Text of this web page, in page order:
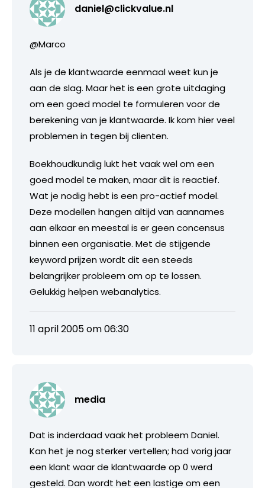
daniel@clickvalue.nl
@Marco
Als je de klantwaarde eenmaal weet kun je
aan de slag. Maar het is een grote uitdaging
om een goed model te formuleren voor de
berekening van je klantwaarde. Ik kom hier veel
problemen in tegen bij clienten.
Boekhoudkundig lukt het vaak wel om een
goed model te maken, maar dit is reactief.
Wat je nodig hebt is een pro-actief model.
Deze modellen hangen altijd van aannames
aan elkaar en meestal is er geen concensus
binnen een organisatie. Met de stijgende
keyword prijzen wordt dit een steeds
belangrijker probleem om op te lossen.
Gelukkig helpen webanalytics.
11 april 2005 om 06:30
media
Dat is inderdaad vaak het probleem Daniel.
Kan het je nog sterker vertellen; had vorig jaar
een klant waar de klantwaarde op 0 werd
gesteld. Dan wordt het een lastige om een